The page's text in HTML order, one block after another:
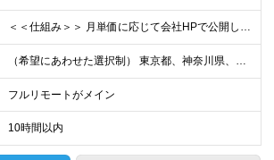
＜＜仕組み＞＞ 月単価に応じて会社HPで公開しているテーブルにもとづき毎月決定されます！ https://www.tech4u.dev/payroll ＜＜実績＞＞ PM/PL・ITコンサル職の平均
（希望にあわせた選択制） 東京都、神奈川県、埼玉県、千葉県、大阪府、兵庫県、京都府、愛知県、福岡県の各プロジェクト先 ・フル／ハイブリッドリモート案件あり ・転勤なし ・U・Iターンも歓迎＆支援可能
フルリモートがメイン
10時間以内